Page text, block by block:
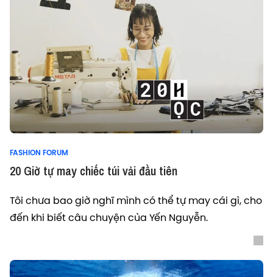
FASHION FORUM
20 Giờ tự may chiếc túi vải đầu tiên
Tôi chưa bao giờ nghĩ mình có thể tự may cái gì, cho
đến khi biết câu chuyện của Yến Nguyễn.